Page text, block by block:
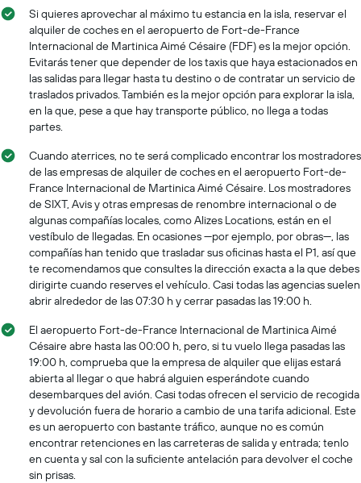
Si quieres aprovechar al máximo tu estancia en la isla, reservar el
alquiler de coches en el aeropuerto de Fort-de-France
Internacional de Martinica Aimé Césaire (FDF) es la mejor opción.
Evitarás tener que depender de los taxis que haya estacionados en
las salidas para llegar hasta tu destino o de contratar un servicio de
traslados privados. También es la mejor opción para explorar la isla,
en la que, pese a que hay transporte público, no llega a todas
partes.
Cuando aterrices, no te será complicado encontrar los mostradores
de las empresas de alquiler de coches en el aeropuerto Fort-de-
France Internacional de Martinica Aimé Césaire. Los mostradores
de SIXT, Avis y otras empresas de renombre internacional o de
algunas compañías locales, como Alizes Locations, están en el
vestíbulo de llegadas. En ocasiones —por ejemplo, por obras—, las
compañías han tenido que trasladar sus oficinas hasta el P1, así que
te recomendamos que consultes la dirección exacta a la que debes
dirigirte cuando reserves el vehículo. Casi todas las agencias suelen
abrir alrededor de las 07:30 h y cerrar pasadas las 19:00 h.
El aeropuerto Fort-de-France Internacional de Martinica Aimé
Césaire abre hasta las 00:00 h, pero, si tu vuelo llega pasadas las
19:00 h, comprueba que la empresa de alquiler que elijas estará
abierta al llegar o que habrá alguien esperándote cuando
desembarques del avión. Casi todas ofrecen el servicio de recogida
y devolución fuera de horario a cambio de una tarifa adicional. Este
es un aeropuerto con bastante tráfico, aunque no es común
encontrar retenciones en las carreteras de salida y entrada; tenlo
en cuenta y sal con la suficiente antelación para devolver el coche
sin prisas.